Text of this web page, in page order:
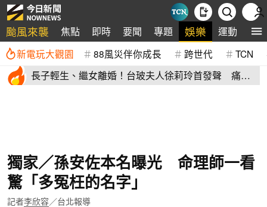
颱風來襲 焦點 即時 要聞 專題 娛樂 運動 全
新電玩大觀園 88風災伴你成長 跨世代 TCN
長子輕生、繼女離婚！台玻夫人徐莉玲首發聲 痛揭
獨家／孫安佐本名曝光 命理師一看
驚「多冤枉的名字」
記者李欣容／台北報導